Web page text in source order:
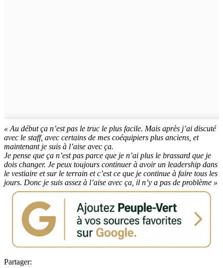
« Au début ça n’est pas le truc le plus facile. Mais après j’ai discuté
avec le staff, avec certains de mes coéquipiers plus anciens, et
maintenant je suis à l’aise avec ça.
Je pense que ça n’est pas parce que je n’ai plus le brassard que je
dois changer. Je peux toujours continuer à avoir un leadership dans
le vestiaire et sur le terrain et c’est ce que je continue à faire tous les
jours. Donc je suis assez à l’aise avec ça, il n’y a pas de problème »
Partager: